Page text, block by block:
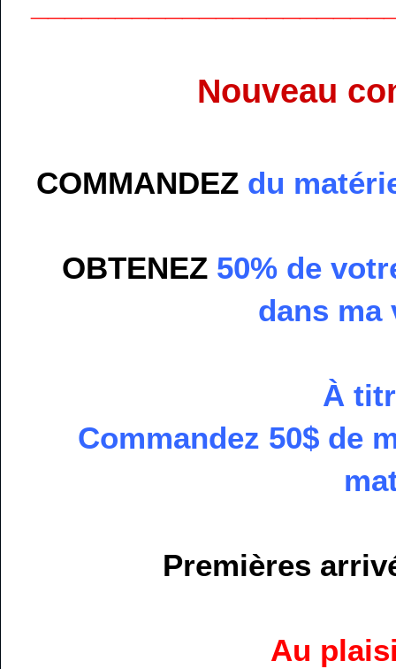
Nouveau
COMMANDEZ du
OBTENEZ 50% de
dans ma
À
Commandez 50$ de
Premières
Au